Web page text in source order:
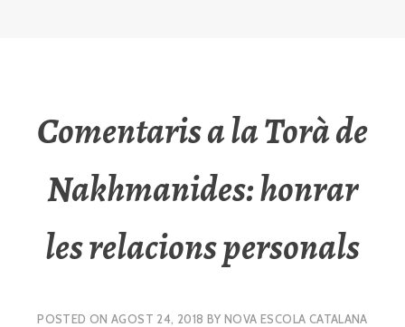
Comentaris a la Torà de
Nakhmanides: honrar
les relacions personals
POSTED ONAGOST 24, 2018 BYNOVA ESCOLA CATALANA